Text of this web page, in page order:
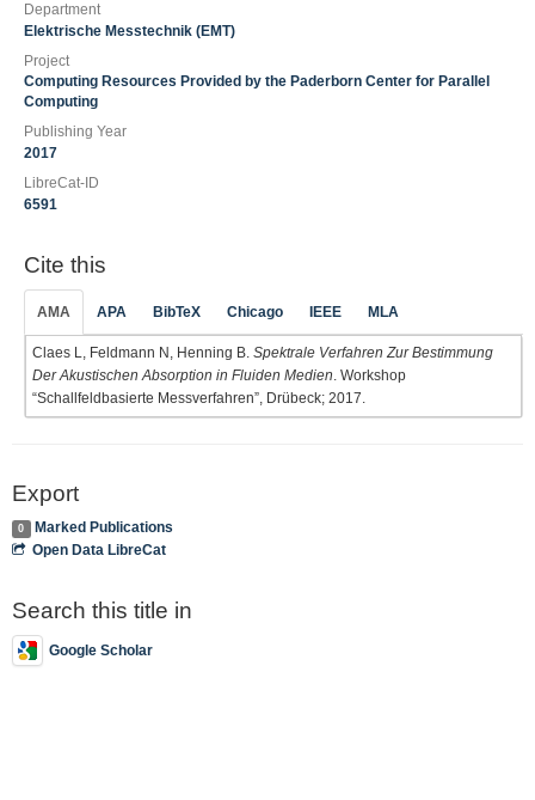
Department
Elektrische Messtechnik (EMT)
Project
Computing Resources Provided by the Paderborn Center for Parallel
Computing
Publishing Year
2017
LibreCat-ID
6591
Cite this
AMA APA BibTeX Chicago IEEE MLA
Claes L, Feldmann N, Henning B. Spektrale Verfahren Zur Bestimmung
Der Akustischen Absorption in Fluiden Medien . Workshop
“Schallfeldbasierte Messverfahren”, Drübeck; 2017.
Export
0
Marked Publications
Open Data LibreCat
Search this title in
Google Scholar